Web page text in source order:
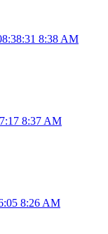
8:38 AM
8:37 AM
8:26 AM